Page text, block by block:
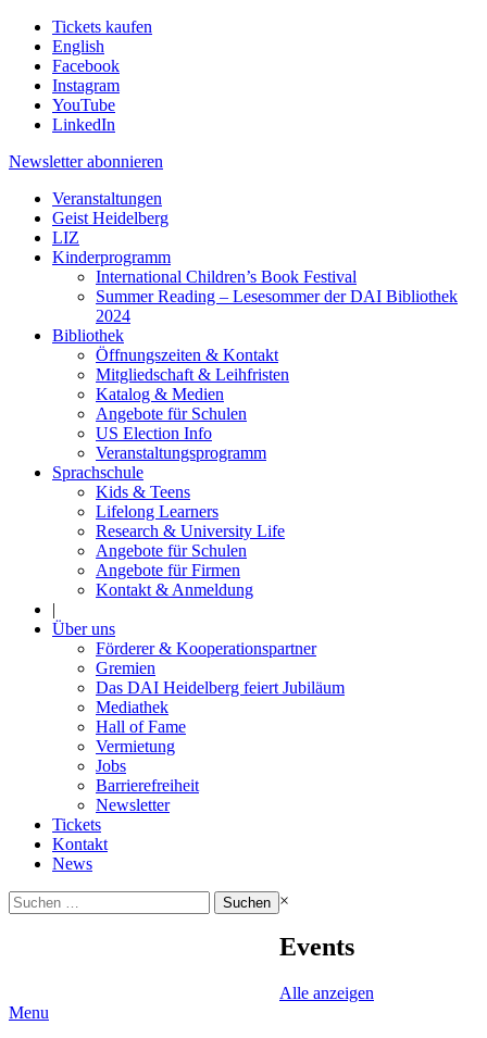
Tickets kaufen
English
Facebook
Instagram
YouTube
LinkedIn
Newsletter abonnieren
Veranstaltungen
Geist Heidelberg
LIZ
Kinderprogramm
International Children’s Book Festival
Summer Reading – Lesesommer der DAI Bibliothek
2024
Bibliothek
Öffnungszeiten & Kontakt
Mitgliedschaft & Leihfristen
Katalog & Medien
Angebote für Schulen
US Election Info
Veranstaltungsprogramm
Sprachschule
Kids & Teens
Lifelong Learners
Research & University Life
Angebote für Schulen
Angebote für Firmen
Kontakt & Anmeldung
|
Über uns
Förderer & Kooperationspartner
Gremien
Das DAI Heidelberg feiert Jubiläum
Mediathek
Hall of Fame
Vermietung
Jobs
Barrierefreiheit
Newsletter
Tickets
Kontakt
News
Suchen
nach:
×
Events
Alle anzeigen
Menu